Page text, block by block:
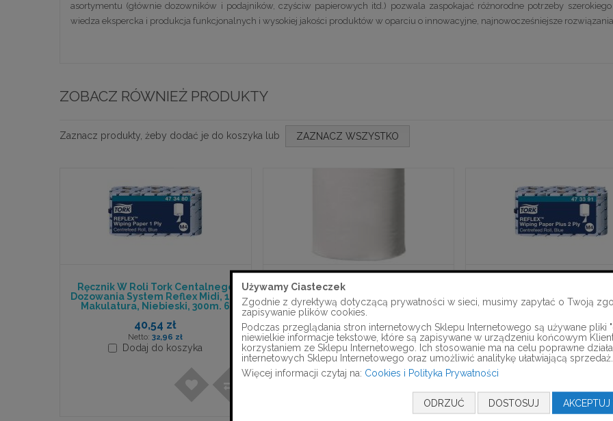
Używamy Ciasteczek
Zgodnie z dyrektywą dotyczącą prywatności w sieci, musimy zapytać o Twoją
zapisywanie plików cookies.
Podczas przeglądania stron internetowych Sklepu Internetowego są używane pliki
niewielkie informacje tekstowe, które są zapisywane w urządzeniu końcowym
korzystaniem ze Sklepu Internetowego. Ich stosowanie ma na celu poprawne
internetowych Sklepu Internetowego oraz umożliwić analitykę ułatwiającą sprzedaż.
Więcej informacji czytaj na: Cookies i Polityka Prywatności
ODRZUĆ DOSTOSUJ
asortymentu (głównie dozowników i podajników, czyściw papierowych itd.) pozwala zaspokajać różnorodne potrzeby
wiedza ekspercka i produkcja funkcjonalnych i wysokiej jakości produktów w oparciu o innowacyjne, najnowocześniejsze
ZOBACZ RÓWNIEŻ PRODUKTY
Zaznacz produkty, żeby dodać je do koszyka lub ZAZNACZ WSZYSTKO
Ręcznik W Roli Tork Centalnego
Dozowania System Reflex Midi, 1w.
Makulatura, Niebieski, 300m. 6
40,54 zł
32,96 zł
Dodaj do koszyka
Papier Do Wycierania Tork Reflex™
Plus Biały
44,00 zł
35,77 zł
Dodaj do koszyka
Dozowania System Reflex
Makulatura Niebieski,
44,00 zł
35,77 zł
Dodaj do koszyka